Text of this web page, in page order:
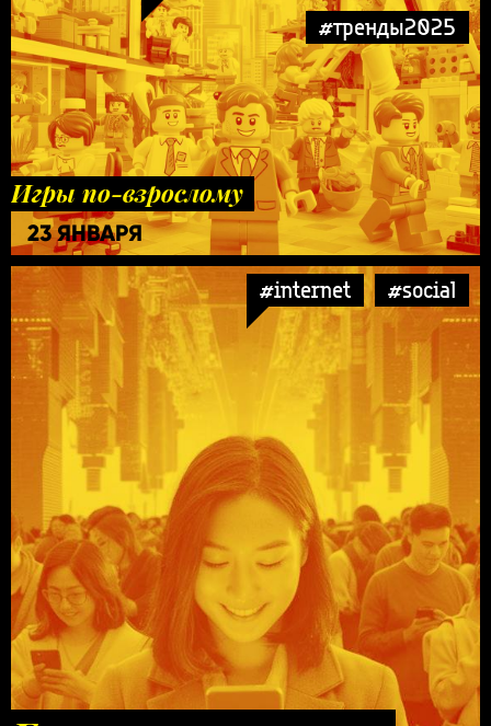
#тренды2025
Игры по-взрослому
23 ЯНВАРЯ
#internet #social